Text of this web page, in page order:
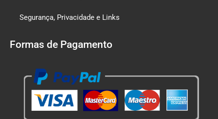
Segurança, Privacidade e Links
Formas de Pagamento